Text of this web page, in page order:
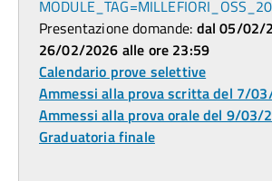
Presentazione domande: dal 05/02/
26/02/2026 alle ore 23:59
Calendario prove selettive
Ammessi alla prova scritta del 7/
Ammessi alla prova orale del 9/03/
Graduatoria finale